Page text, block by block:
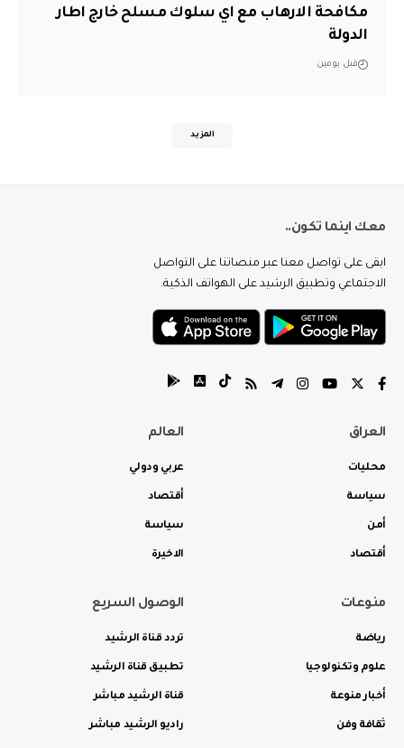
مكافحة الارهاب مع اي سلوك مسلح خارج اطار
الدولة
قبل يومين
المزيد
معك اينما تكون..
ابقى على تواصل معنا عبر منصاتنا على التواصل
الاجتماعي وتطبيق الرشيد على الهواتف الذكية.
العراق
محليات
سياسة
أمن
أقتصاد
العالم
عربي ودولي
أقتصاد
سياسة
الاخيرة
منوعات
رياضة
علوم وتكنولوجيا
أخبار منوعة
ثقافة وفن
الوصول السريع
تردد قناة الرشيد
تطبيق قناة الرشيد
قناة الرشيد مباشر
راديو الرشيد مباشر